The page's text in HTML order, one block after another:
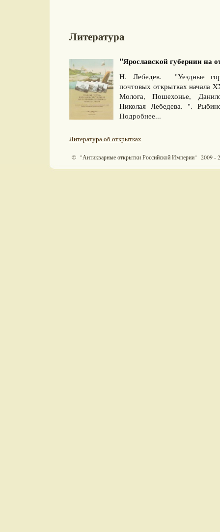
Литература
"Ярославской губернии на
Н. Лебедев. "Уездные
почтовых открытках начала
Молога, Пошехонье,
Николая Лебедева. ".
Подробнее...
Литература об открытках
© "Антикварные открытки Российской Империи" 2009 -